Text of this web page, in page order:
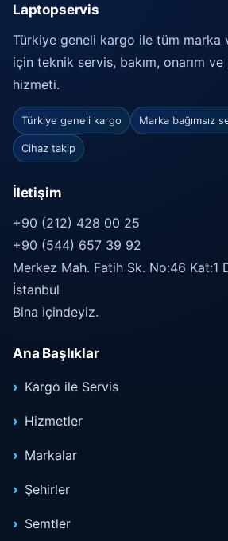
Laptopservis
Türkiye geneli kargo ile tüm marka
için teknik servis, bakım, onarım
hizmeti.
Türkiye geneli kargo Marka bağımsız
Cihaz takip
İletişim
+90 (212) 428 00 25
+90 (544) 657 39 92
Merkez Mah. Fatih Sk. No:46 Kat:1
İstanbul
Bina içindeyiz.
Ana Başlıklar
Kargo ile Servis
Hizmetler
Markalar
Şehirler
Semtler